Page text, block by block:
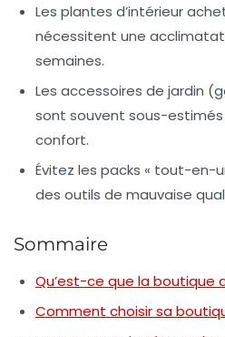
Les plantes d’intérieur
nécessitent une
semaines.
Les accessoires de jardin
sont souvent sous-estimés
confort.
Évitez les packs « tout-en-
des outils de mauvaise
Sommaire
Qu’est-ce que la boutique
Comment choisir sa